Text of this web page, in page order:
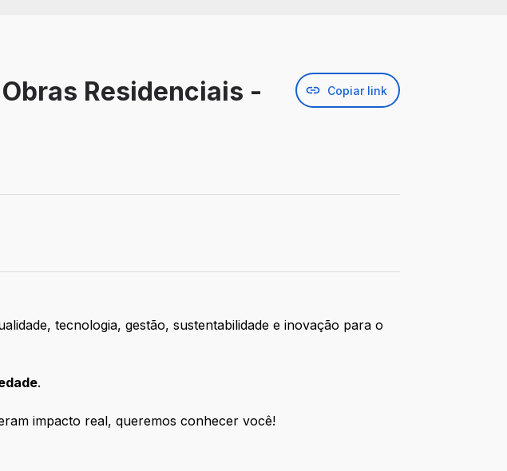
Residenciais -
Copiar link
tecnologia, gestão, sustentabilidade e inovação para o
.
impacto real, queremos conhecer você!